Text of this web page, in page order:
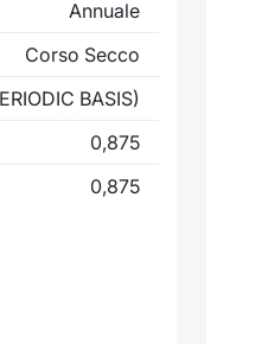
Annuale
Corso Secco
BASIS)
0,875
0,875